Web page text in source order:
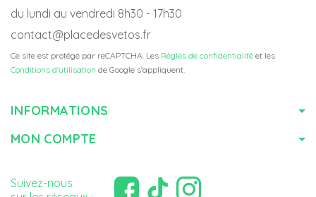
du lundi au vendredi 8h30 - 17h30
contact@placedesvetos.fr
Ce site est protégé par reCAPTCHA. Les Règles de confidentialité et les
Conditions d'utilisation de Google s'appliquent.
INFORMATIONS
MON COMPTE
Suivez-nous